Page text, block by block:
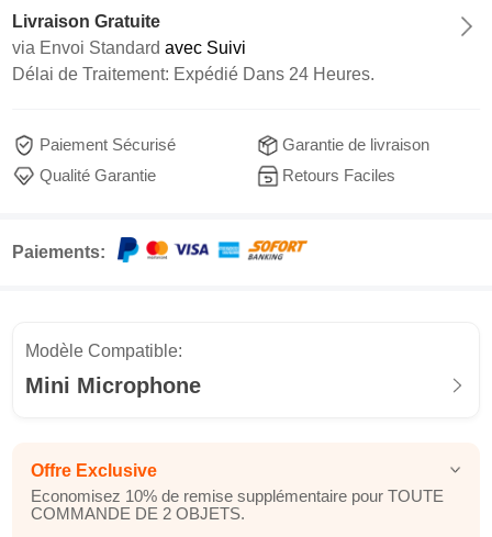
Livraison Gratuite
via Envoi Standard avec Suivi
Délai de Traitement: Expédié Dans 24 Heures.
Paiement Sécurisé
Garantie de livraison
Qualité Garantie
Retours Faciles
Paiements:
Modèle Compatible:
Mini Microphone
Offre Exclusive
Economisez 10% de remise supplémentaire pour TOUTE
COMMANDE DE 2 OBJETS.